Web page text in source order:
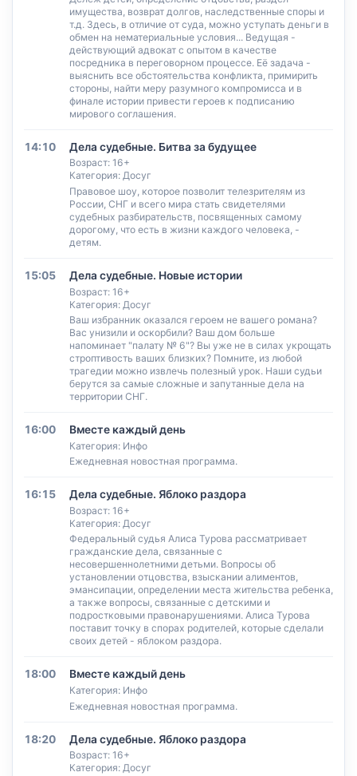
имущества, возврат долгов, наследственные споры и
т.д. Здесь, в отличие от суда, можно уступать деньги в
обмен на нематериальные условия... Ведущая -
действующий адвокат с опытом в качестве
посредника в переговорном процессе. Её задача -
выяснить все обстоятельства конфликта, примирить
стороны, найти меру разумного компромисса и в
финале истории привести героев к подписанию
мирового соглашения.
14:10 Дела судебные. Битва за будущее
Возраст: 16+
Категория: Досуг
Правовое шоу, которое позволит телезрителям из
России, СНГ и всего мира стать свидетелями
судебных разбирательств, посвященных самому
дорогому, что есть в жизни каждого человека, -
детям.
15:05 Дела судебные. Новые истории
Возраст: 16+
Категория: Досуг
Ваш избранник оказался героем не вашего романа?
Вас унизили и оскорбили? Ваш дом больше
напоминает "палату № 6"? Вы уже не в силах укрощать
строптивость ваших близких? Помните, из любой
трагедии можно извлечь полезный урок. Наши судьи
берутся за самые сложные и запутанные дела на
территории СНГ.
16:00 Вместе каждый день
Категория: Инфо
Ежедневная новостная программа.
16:15 Дела судебные. Яблоко раздора
Возраст: 16+
Категория: Досуг
Федеральный судья Алиса Турова рассматривает
гражданские дела, связанные с
несовершеннолетними детьми. Вопросы об
установлении отцовства, взыскании алиментов,
эмансипации, определении места жительства ребенка,
а также вопросы, связанные с детскими и
подростковыми правонарушениями. Алиса Турова
поставит точку в спорах родителей, которые сделали
своих детей - яблоком раздора.
18:00 Вместе каждый день
Категория: Инфо
Ежедневная новостная программа.
18:20 Дела судебные. Яблоко раздора
Возраст: 16+
Категория: Досуг